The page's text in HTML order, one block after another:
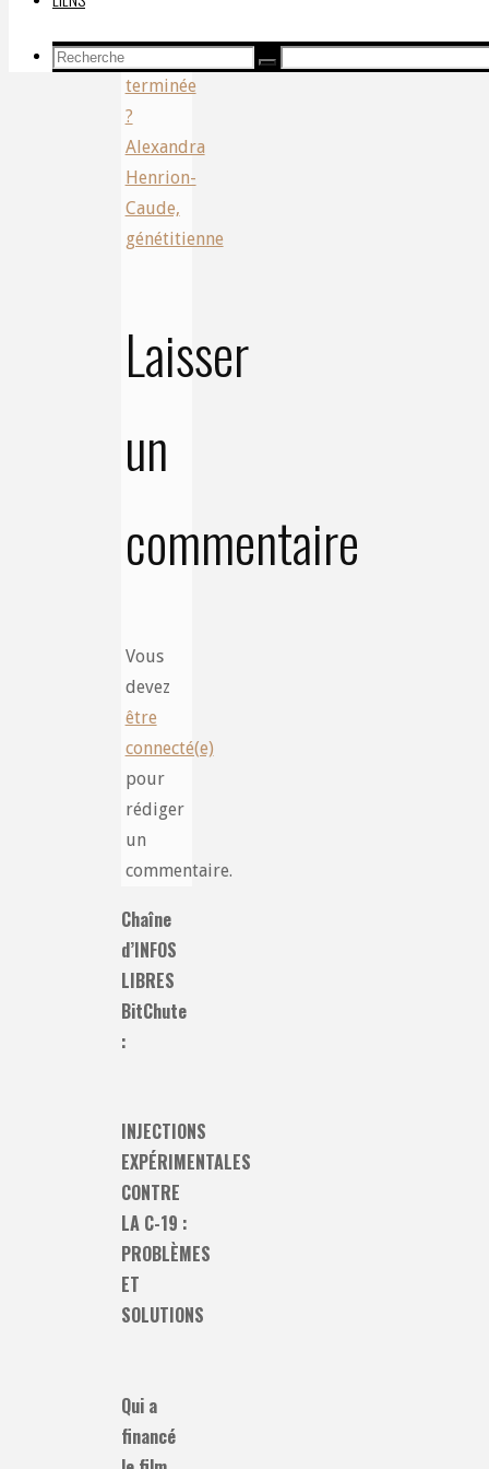
Recherche
Recherche
est
terminée
?
Alexandra
Henrion-
Caude,
génétitienne
Laisser
un
commentaire
Vous
devez
être
connecté(e)
pour
rédiger
un
commentaire.
Chaîne
d’INFOS
LIBRES
BitChute
:
INJECTIONS
EXPÉRIMENTALES
CONTRE
LA C-19 :
PROBLÈMES
ET
SOLUTIONS
Qui a
financé